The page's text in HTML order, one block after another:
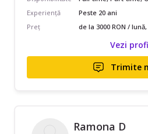
Experiență
Peste 20 ani
Preț
de la 3000 RON /
Vezi
Trimite
Ramona D